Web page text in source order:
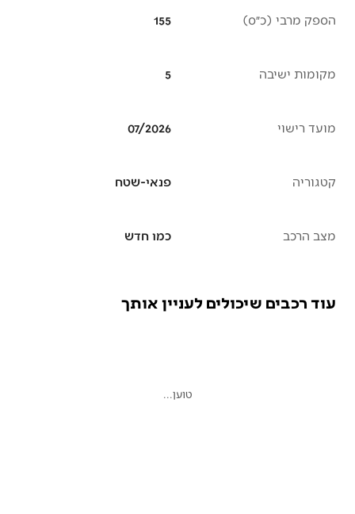
הספק מרבי (כ״ס)
מקומות ישיבה
מועד רישוי 07/2026
קטגוריה פנאי-שטח
מצב הרכב כמו חדש
עוד רכבים שיכולים לעניין אותך
טוען...